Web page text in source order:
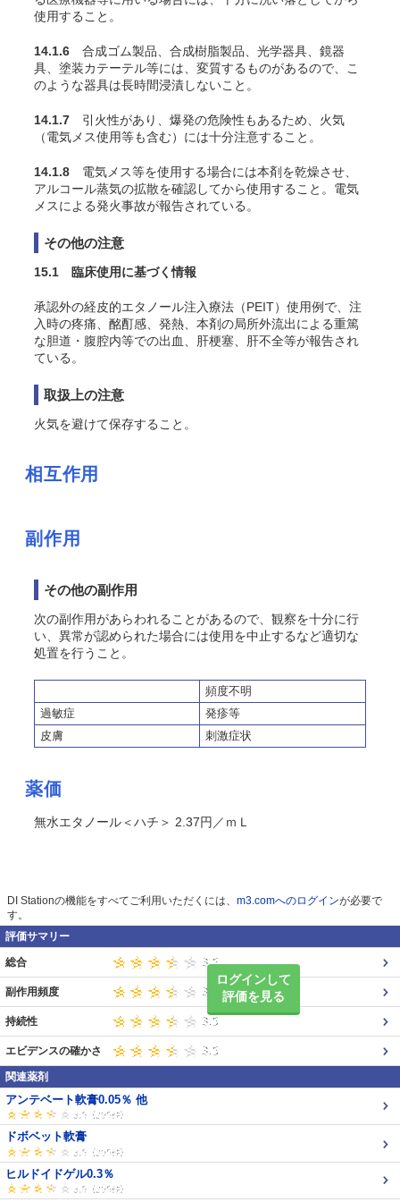
使用すること。
14.1.6 合成ゴム製品、合成樹脂製品、光学器具、鏡器
具、塗装カテーテル等には、変質するものがあるので、こ
のような器具は長時間浸漬しないこと。
14.1.7 引火性があり、爆発の危険性もあるため、火気
（電気メス使用等も含む）には十分注意すること。
14.1.8 電気メス等を使用する場合には本剤を乾燥させ、
アルコール蒸気の拡散を確認してから使用すること。電気
メスによる発火事故が報告されている。
その他の注意
15.1 臨床使用に基づく情報
承認外の経皮的エタノール注入療法（PEIT）使用例で、注
入時の疼痛、酩酊感、発熱、本剤の局所外流出による重篤
な胆道・腹腔内等での出血、肝梗塞、肝不全等が報告され
ている。
取扱上の注意
火気を避けて保存すること。
相互作用
副作用
その他の副作用
次の副作用があらわれることがあるので、観察を十分に行
い、異常が認められた場合には使用を中止するなど適切な
処置を行うこと。
頻度不明
過敏症
発疹等
皮膚
刺激症状
薬価
無水エタノール＜ハチ＞ 2.37円／ｍＬ
DI Stationの機能をすべてご利用いただくには、 m3.comへのログインが必要で
す。
評価サマリー
ログインして
評価を見る
総合
副作用頻度
持続性
エビデンスの確かさ
関連薬剤
アンテベート軟膏0.05％ 他
ドボベット軟膏
ヒルドイドゲル0.3％